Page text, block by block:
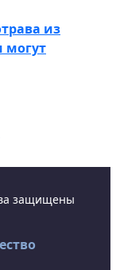
из
могут
защищены